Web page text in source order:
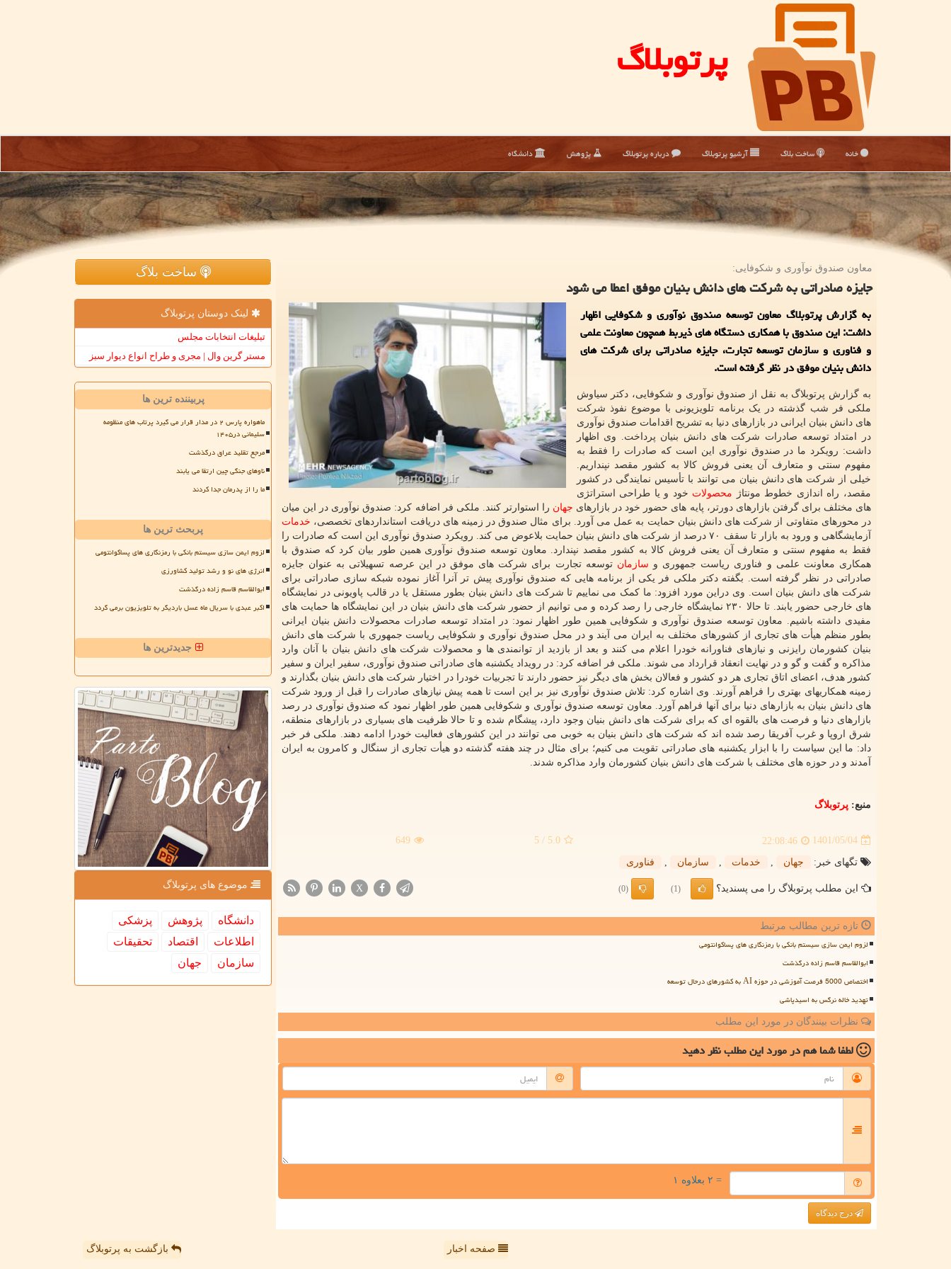
پرتوبلاگ
خانه ساخت بلاگ آرشیو پرتوبلاگ درباره پرتوبلاگ پژوهش دانشگاه
معاون صندوق نوآوری و شكوفایی:
جایزه صادراتی به شرکت های دانش بنیان موفق اعطا می شود
به گزارش پرتوبلاگ معاون توسعه صندوق نوآوری و شکوفایی اظهار
داشت: این صندوق با همکاری دستگاه های ذیربط همچون معاونت علمی
و فناوری و سازمان توسعه تجارت، جایزه صادراتی برای شرکت های
دانش بنیان موفق در نظر گرفته است.
به گزارش پرتوبلاگ به نقل از صندوق نوآوری و شکوفایی، دکتر سیاوش
ملکی فر شب گذشته در یک برنامه تلویزیونی با موضوع نفوذ شرکت
های دانش بنیان ایرانی در بازارهای دنیا به تشریح اقدامات صندوق نوآوری
در امتداد توسعه صادرات شرکت های دانش بنیان پرداخت. وی اظهار
داشت: رویکرد ما در صندوق نوآوری این است که صادرات را فقط به
مفهوم سنتی و متعارف آن یعنی فروش کالا به کشور مقصد نپنداریم.
خیلی از شرکت های دانش بنیان می توانند با تأسیس نمایندگی در کشور
مقصد، راه اندازی خطوط مونتاژ محصولات خود و یا طراحی استراتژی
های مختلف برای گرفتن بازارهای دورتر، پایه های حضور خود در بازارهای جهان را استوارتر کنند. ملکی فر اضافه کرد: صندوق نوآوری در این میان
در محورهای متفاوتی از شرکت های دانش بنیان حمایت به عمل می آورد. برای مثال صندوق در زمینه های دریافت استانداردهای تخصصی، خدمات
آزمایشگاهی و ورود به بازار تا سقف ۷۰ درصد از شرکت های دانش بنیان حمایت بلاعوض می کند. رویکرد صندوق نوآوری این است که صادرات را
فقط به مفهوم سنتی و متعارف آن یعنی فروش کالا به کشور مقصد نپندارد. معاون توسعه صندوق نوآوری همین طور بیان کرد که صندوق با
همکاری معاونت علمی و فناوری ریاست جمهوری و سازمان توسعه تجارت برای شرکت های موفق در این عرصه تسهیلاتی به عنوان جایزه
صادراتی در نظر گرفته است. بگفته دکتر ملکی فر یکی از برنامه هایی که صندوق نوآوری پیش تر آنرا آغاز نموده شبکه سازی صادراتی برای
شرکت های دانش بنیان است. وی دراین مورد افزود: ما کمک می نماییم تا شرکت های دانش بنیان بطور مستقل یا در قالب پاویونی در نمایشگاه
های خارجی حضور یابند. تا حالا ۲۳۰ نمایشگاه خارجی را رصد کرده و می توانیم از حضور شرکت های دانش بنیان در این نمایشگاه ها حمایت های
مفیدی داشته باشیم. معاون توسعه صندوق نوآوری و شکوفایی همین طور اظهار نمود: در امتداد توسعه صادرات محصولات دانش بنیان ایرانی
بطور منظم هیأت های تجاری از کشورهای مختلف به ایران می آیند و در محل صندوق نوآوری و شکوفایی ریاست جمهوری با شرکت های دانش
بنیان کشورمان رایزنی و نیازهای فناورانه خودرا اعلام می کنند و بعد از بازدید از توانمندی ها و محصولات شرکت های دانش بنیان با آنان وارد
مذاکره و گفت و گو و در نهایت انعقاد قرارداد می شوند. ملکی فر اضافه کرد: در رویداد یکشنبه های صادراتی صندوق نوآوری، سفیر ایران و سفیر
کشور هدف، اعضای اتاق تجاری هر دو کشور و فعالان بخش های دیگر نیز حضور دارند تا تجربیات خودرا در اختیار شرکت های دانش بنیان بگذارند و
زمینه همکاریهای بهتری را فراهم آورند. وی اشاره کرد: تلاش صندوق نوآوری نیز بر این است تا همه پیش نیازهای صادرات را قبل از ورود شرکت
های دانش بنیان به بازارهای دنیا برای آنها فراهم آورد. معاون توسعه صندوق نوآوری و شکوفایی همین طور اظهار نمود که صندوق نوآوری در رصد
بازارهای دنیا و فرصت های بالقوه ای که برای شرکت های دانش بنیان وجود دارد، پیشگام شده و تا حالا ظرفیت های بسیاری در بازارهای منطقه،
شرق اروپا و غرب آفریقا رصد شده اند که شرکت های دانش بنیان به خوبی می توانند در این کشورهای فعالیت خودرا ادامه دهند. ملکی فر خبر
داد: ما این سیاست را با ابزار یکشنبه های صادراتی تقویت می کنیم؛ برای مثال در چند هفته گذشته دو هیأت تجاری از سنگال و کامرون به ایران
آمدند و در حوزه های مختلف با شرکت های دانش بنیان کشورمان وارد مذاکره شدند.
منبع: پرتوبلاگ
1401/05/04
22:08:46
5.0
/ 5
649
تگهای خبر: جهان , خدمات , سازمان , فناوری
این مطلب پرتوبلاگ را می پسندید؟ (1)
(0)
X
تازه ترین مطالب مرتبط
لزوم ایمن سازی سیستم بانکی با رمزنگاری های پساکوانتومی
ابوالقاسم قاسم زاده درگذشت
اختصاص 5000 فرصت آموزشی در حوزه AI به کشورهای درحال توسعه
تهدید خاله نرگس به اسیدپاشی
نظرات بینندگان در مورد این مطلب
لطفا شما همدر مورد این مطلبنظر دهید
= ۲ بعلاوه ۱
درج دیدگاه
ساخت بلاگ
لینک دوستان پرتوبلاگ
تبلیغات انتخابات مجلس
مستر گرین وال | مجری و طراح انواع دیوار سبز
پربیننده ترین ها
ماهواره پارس ۲ در مدار قرار می گیرد پرتاب های منظومه
سلیمانی در۱۴۰۵
مرجع تقلید عراق درگذشت
ناوهای جنگی چین ارتقا می یابند
ما را از پدرمان جدا کردند
پربحث ترین ها
لزوم ایمن سازی سیستم بانکی با رمزنگاری های پساکوانتومی
انرژی های نو و رشد تولید کشاورزی
ابوالقاسم قاسم زاده درگذشت
اکبر عبدی با سریال ماه عسل باردیگر به تلویزیون برمی گردد
جدیدترین ها
موضوع های پرتوبلاگ
دانشگاه پژوهش
پزشكی
اطلاعات
اقتصاد
تحقیقات
سازمان
جهان
صفحه اخبار بازگشت به پرتوبلاگ